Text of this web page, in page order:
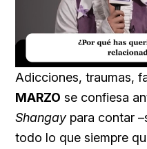
Adicciones, traumas,
MARZO se confiesa
Shangay para contar
todo lo que siempre